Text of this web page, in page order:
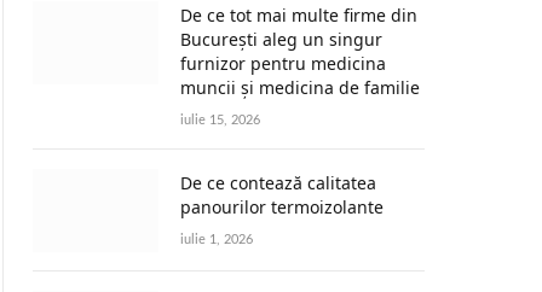
De ce tot mai multe firme din
București aleg un singur
furnizor pentru medicina
muncii și medicina de familie
iulie 15, 2026
De ce contează calitatea
panourilor termoizolante
iulie 1, 2026